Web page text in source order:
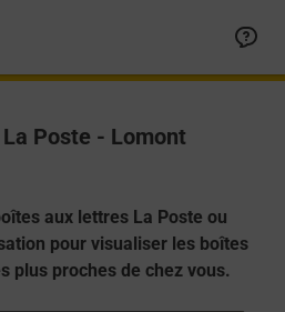
Poste - Lomont
aux lettres La Poste ou
pour visualiser les boîtes
plus proches de chez vous.